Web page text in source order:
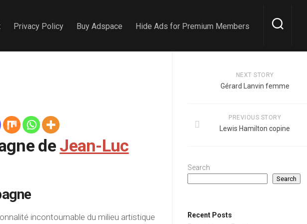
Privacy Policy Buy Adspace Hide Ads for Premium Members
de Jean-Luc
incontournable du milieu artistique
NEXT STORY
Gérard Lanvin femme
PREVIOUS STORY
Lewis Hamilton copine
Search
Search
Recent Posts